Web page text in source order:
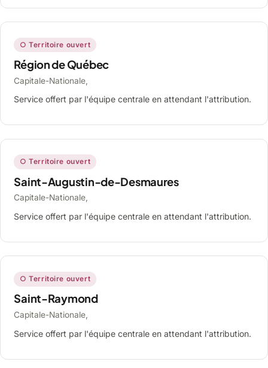
○ Territoire ouvert
Région de Québec
Capitale-Nationale,
Service offert par l'équipe centrale en attendant l'attribution.
○ Territoire ouvert
Saint-Augustin-de-Desmaures
Capitale-Nationale,
Service offert par l'équipe centrale en attendant l'attribution.
○ Territoire ouvert
Saint-Raymond
Capitale-Nationale,
Service offert par l'équipe centrale en attendant l'attribution.